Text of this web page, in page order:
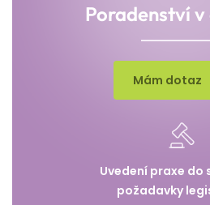
Poradenství
Mám dotaz
Uvedení praxe do
požadavky